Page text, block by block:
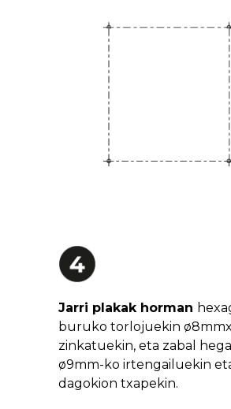
Jarri plakak horman
buruko torlojuekin
zinkatuekin, eta zabal
ø9mm-ko irtengailuekin
dagokion txapekin.